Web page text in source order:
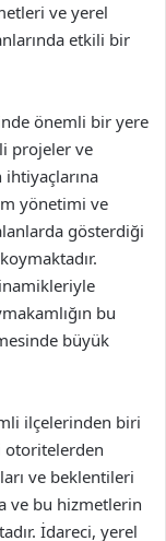
ve yerel
etkili bir
önemli bir yere
projeler ve
ihtiyaçlarına
yönetimi ve
gösterdiği
bu
büyük
ilçelerinden biri
otoritelerden
ve beklentileri
ve bu hizmetlerin
İdareci, yerel